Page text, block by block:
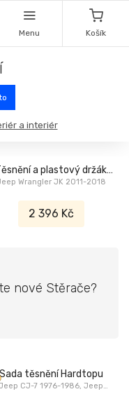
Menu Košík
a interiér
a plastový držák
skla zadních dveří
Wrangler JK 2011-2018
2 396 Kč
nové Stěrače?
těsnění Hardtopu
CJ-7 1976-1986, Jeep